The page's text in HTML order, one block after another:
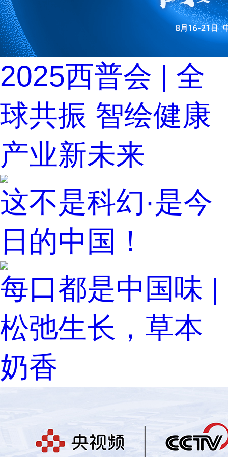
2025西普会 | 全
球共振 智绘健康
产业新未来
这不是科幻·是今
日的中国！
每口都是中国味 |
松弛生长，草本
奶香